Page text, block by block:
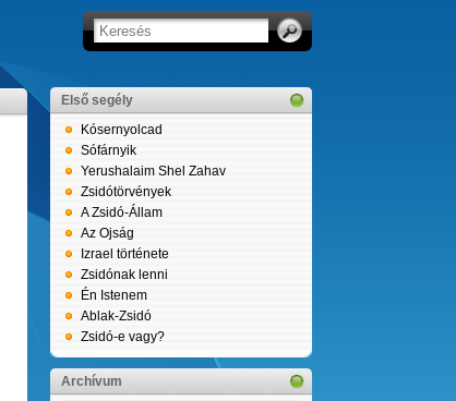
Első segély
Kósernyolcad
Sófárnyik
Yerushalaim Shel Zahav
Zsidótörvények
A Zsidó-Állam
Az Ojság
Izrael története
Zsidónak lenni
Én Istenem
Ablak-Zsidó
Zsidó-e vagy?
Archívum